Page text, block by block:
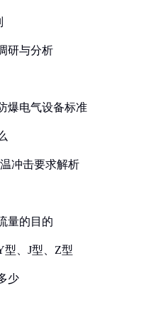
研与分析
爆电气设备标准
冲击要求解析
量的目的
、J型、Z型
少